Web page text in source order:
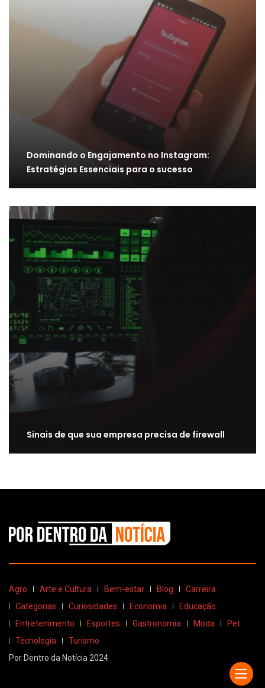
Dominando o Engajamento no Instagram:
Estratégias Essenciais para o sucesso
Sinais de que sua empresa precisa de firewall
Agro Arte e Cultura Bem-estar Blog
Carreira
Categorias
Curiosidades Economia
Educação
Entretenimento
Esportes Gastronomia Moda
Pet
Tecnologia
Turismo
Por Dentro da Notícia 2024